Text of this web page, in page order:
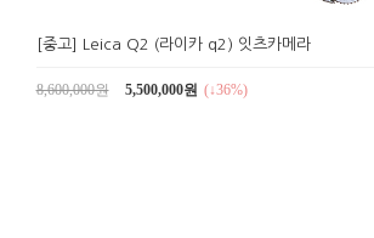
[중고] Leica Q2 (라이카 q2) 잇츠카메라
8,600,000원 5,500,000원 (↓36%)